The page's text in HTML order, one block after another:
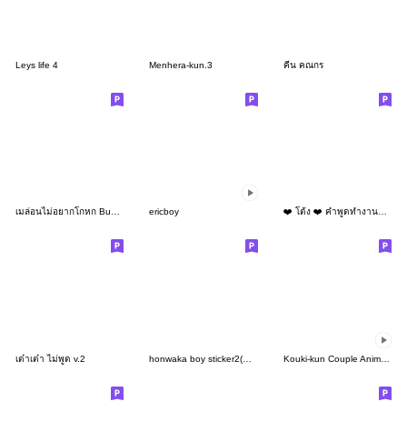
Leys life 4 Menhera-kun.3 คีน คณกร
เมล่อนไม่อยากโกหก Buddy Marry ericboy ❤️ โต้ง ❤️ คำพูดทำงานสุภาพ (Mini -TH)
เต๋าเต๋า ไม่พูด v.2 Kouki-kun Couple Animated Sticker 01